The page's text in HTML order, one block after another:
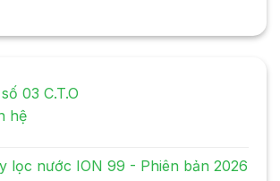
03 C.T.O
hệ
lọc nước ION 99 - Phiên bản 2026